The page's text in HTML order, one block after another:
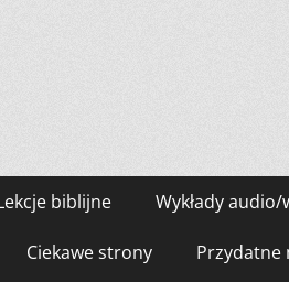
biblijne Wykłady audio/
Ciekawe strony Przydatne